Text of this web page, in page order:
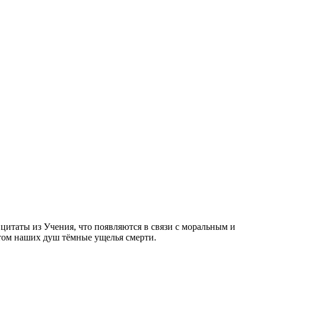
из Учения, что появляются в связи с моральным и
наших душ тёмные ущелья смерти.